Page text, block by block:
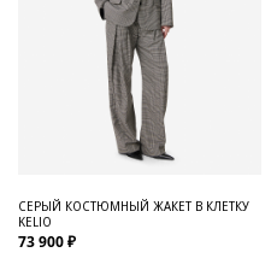
СЕРЫЙ КОСТЮМНЫЙ ЖАКЕТ В КЛЕТКУ
KELIO
73 900 ₽